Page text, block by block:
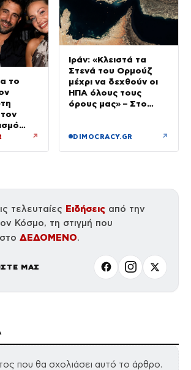
το
↗
Ιράν: «Κλειστά τα
Στενά του Ορμούζ
μέχρι να δεχθούν οι
ΗΠΑ όλους τους
όρους μας» – Στο
DIMOCRACY.GR ↗
τελευταίες Ειδήσεις από την
Κόσμο, τη στιγμή που
ΔΕΔΟΜΕΝΟ.
ΜΑΣ
που θα σχολιάσει αυτό το άρθρο.